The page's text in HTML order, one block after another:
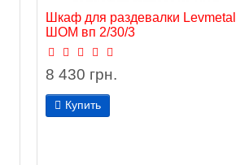
Шкаф для раздевалки Levmetal
ШОМ вп 2/30/3
8 430 грн.
Купить